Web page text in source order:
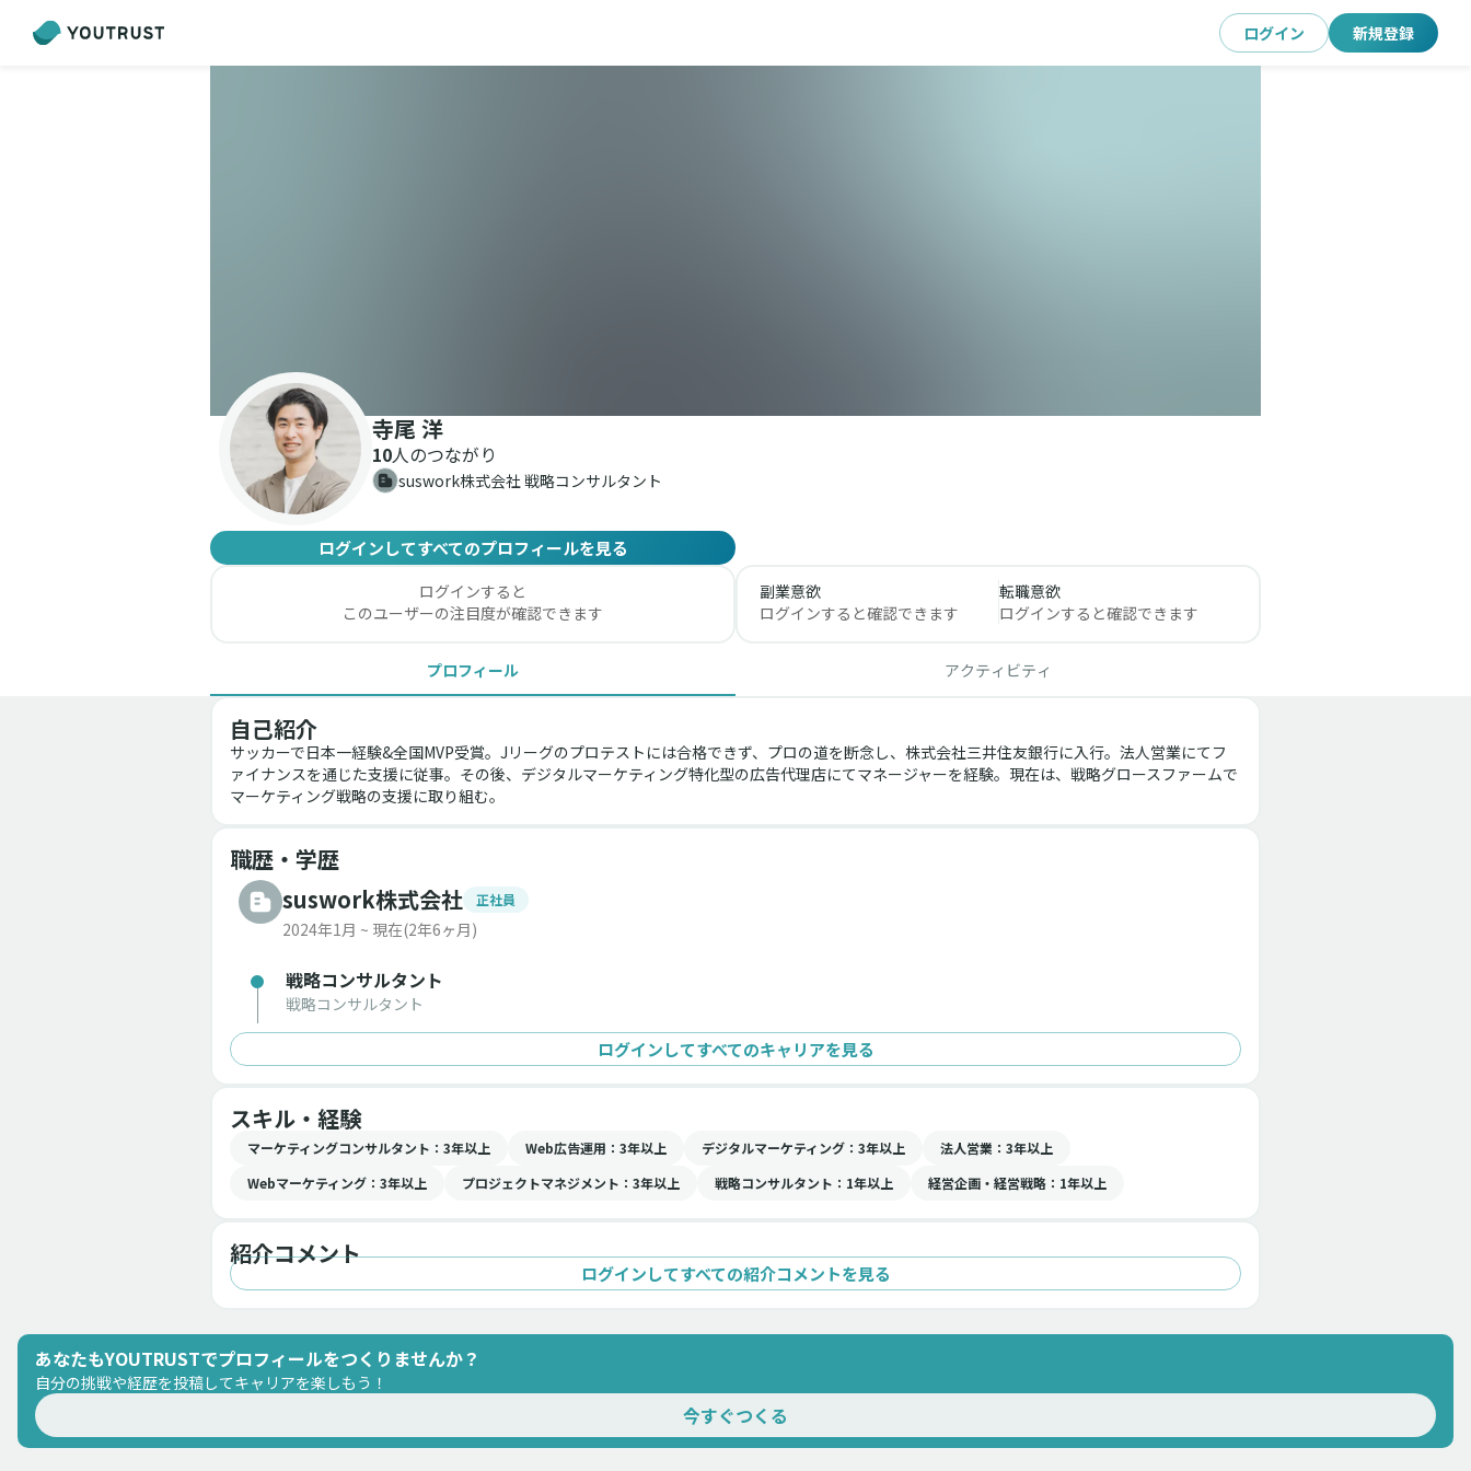
ログイン 新規登録
寺尾 洋
10人のつながり
suswork株式会社 戦略コンサルタント
ログインしてすべてのプロフィールを見る
ログインすると
このユーザーの注目度が確認できます
副業意欲
ログインすると確認できます
転職意欲
ログインすると確認できます
プロフィール アクティビティ
自己紹介
サッカーで日本一経験&全国MVP受賞。Jリーグのプロテストには合格できず、プロの道を断念し、株式会社三井住友銀行に入行。法人営業にてフ
ァイナンスを通じた支援に従事。その後、デジタルマーケティング特化型の広告代理店にてマネージャーを経験。現在は、戦略グロースファームで
マーケティング戦略の支援に取り組む。
職歴・学歴
suswork株式会社
正社員
2024年1月 ~ 現在(2年6ヶ月)
戦略コンサルタント
戦略コンサルタント
ログインしてすべてのキャリアを見る
スキル・経験
マーケティングコンサルタント ：3年以上 Web広告運用 ：3年以上 デジタルマーケティング ：3年以上 法人営業 ：3年以上
Webマーケティング ：3年以上 プロジェクトマネジメント ：3年以上 戦略コンサルタント ：1年以上 経営企画・経営戦略 ：1年以上
紹介コメント
ログインしてすべての紹介コメントを見る
あなたもYOUTRUSTでプロフィールをつくりませんか？
自分の挑戦や経歴を投稿してキャリアを楽しもう！
今すぐつくる